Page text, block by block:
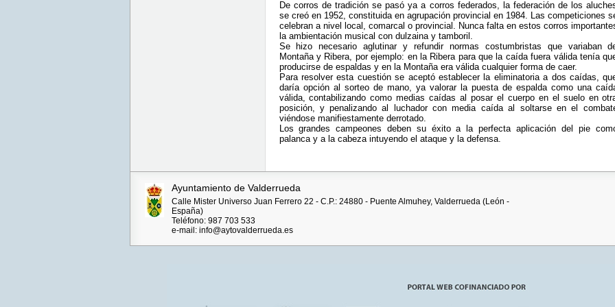
De corros de tradición se pasó ya a corros federados, la federación de los
se creó en 1952, constituida en agrupación provincial en 1984. Las competiciones
celebran a nivel local, comarcal o provincial. Nunca falta en estos corros
la ambientación musical con dulzaina y tamboril.
Se hizo necesario aglutinar y refundir normas costumbristas que variaban
Montaña y Ribera, por ejemplo: en la Ribera para que la caída fuera válida tenía
producirse de espaldas y en la Montaña era válida cualquier forma de caer.
Para resolver esta cuestión se aceptó establecer la eliminatoria a dos caídas,
daría opción al sorteo de mano, ya valorar la puesta de espalda como una
válida, contabilizando como medias caídas al posar el cuerpo en el suelo en
posición, y penalizando al luchador con media caída al soltarse en el
viéndose manifiestamente derrotado.
Los grandes campeones deben su éxito a la perfecta aplicación del pie
palanca y a la cabeza intuyendo el ataque y la defensa.
Ayuntamiento de Valderrueda
Calle Mister Universo Juan Ferrero 22 - C.P.: 24880 - Puente Almuhey, Valderrueda (León -
España)
Teléfono: 987 703 533
e-mail: info@aytovalderrueda.es